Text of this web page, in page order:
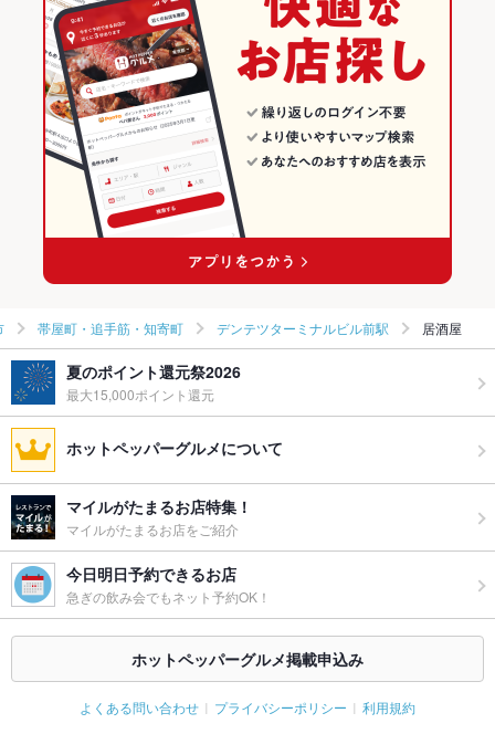
帯屋町・追手筋・知寄町 デンテツターミナルビル前駅 居酒屋
夏のポイント還元祭2026
最大15,000ポイント還元
ホットペッパーグルメについて
マイルがたまるお店特集！
マイルがたまるお店をご紹介
今日明日予約できるお店
急ぎの飲み会でもネット予約OK！
ホットペッパーグルメ掲載申込み
よくある問い合わせ プライバシーポリシー 利用規約